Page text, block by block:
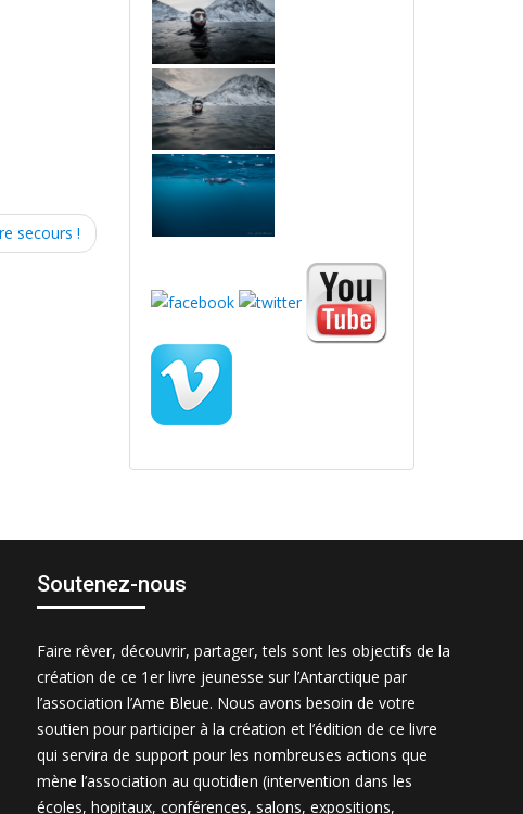
secours !
Soutenez-nous
Faire rêver, découvrir, partager, tels sont les objectifs de la
création de ce 1er livre jeunesse sur l’Antarctique par
l’association l’Ame Bleue. Nous avons besoin de votre
soutien pour participer à la création et l’édition de ce livre
qui servira de support pour les nombreuses actions que
mène l’association au quotidien (intervention dans les
écoles, hopitaux, conférences, salons, expositions,